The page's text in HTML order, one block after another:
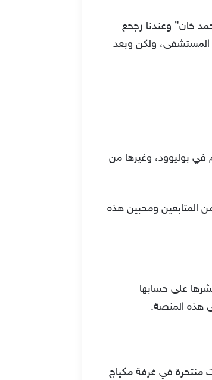
خان” وعندنا رجحع
المستشفى، ولكن وبعد
التلفزيون وأفلام في بوليوود، وغيرها من
المتابعين ومحبين هذه
على حسابها
منتحرة في غرفة مكياج